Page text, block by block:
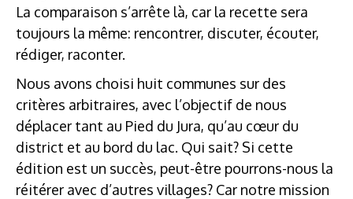
La comparaison s’arrête là, car la recette sera
toujours la même: rencontrer, discuter, écouter,
rédiger, raconter.
Nous avons choisi huit communes sur des
critères arbitraires, avec l’objectif de nous
déplacer tant au Pied du Jura, qu’au cœur du
district et au bord du lac. Qui sait? Si cette
édition est un succès, peut-être pourrons-nous la
réitérer avec d’autres villages? Car notre mission